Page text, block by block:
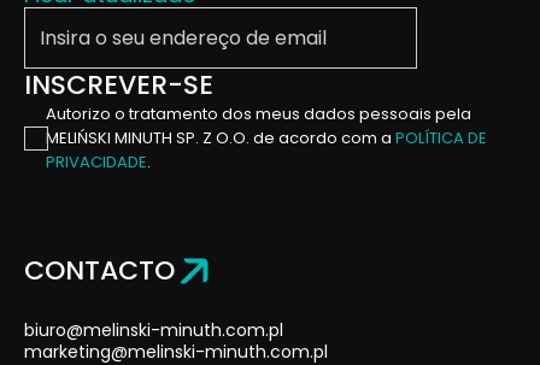
INSCREVER-SE
Autorizo ​​o tratamento dos meus dados pessoais pela
MELIŃSKI MINUTH SP. Z O.O. de acordo com a POLÍTICA DE
PRIVACIDADE.
CONTACTO
biuro@melinski-minuth.com.pl
marketing@melinski-minuth.com.pl